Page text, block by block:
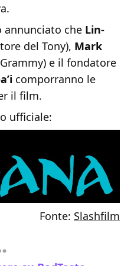
annunciato che Lin-
del Tony), Mark
e il fondatore
comporranno le
il film.
ufficiale:
Fonte: Slashfilm